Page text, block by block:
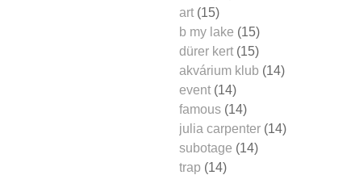
art (15)
b my lake (15)
dürer kert (15)
akvárium klub (14)
event (14)
famous (14)
julia carpenter (14)
subotage (14)
trap (14)